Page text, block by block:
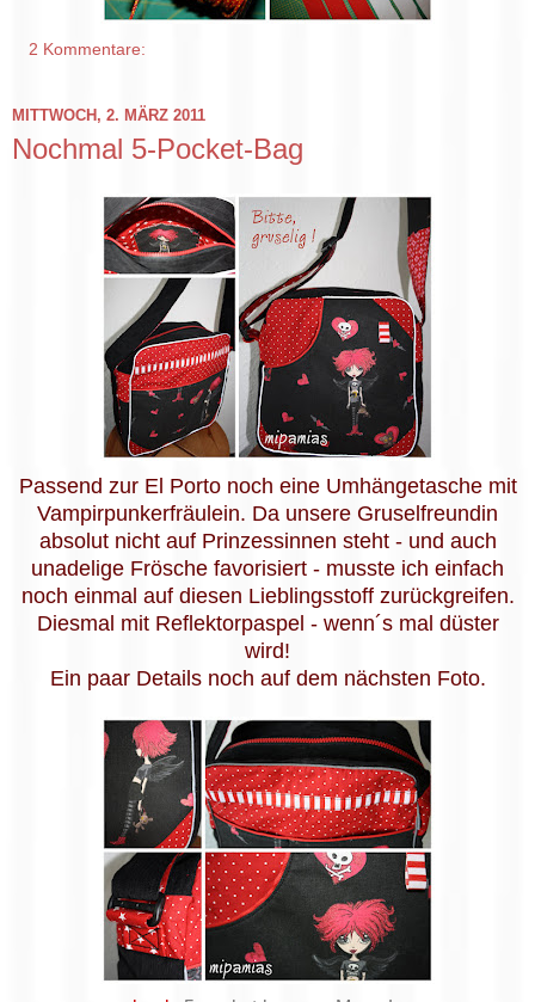
2 Kommentare:
MITTWOCH, 2. MÄRZ 2011
Nochmal 5-Pocket-Bag
Passend zur El Porto noch eine Umhängetasche mit
Vampirpunkerfräulein. Da unsere Gruselfreundin
absolut nicht auf Prinzessinnen steht - und auch
unadelige Frösche favorisiert - musste ich einfach
noch einmal auf diesen Lieblingsstoff zurückgreifen.
Diesmal mit Reflektorpaspel - wenn´s mal düster
wird!
Ein paar Details noch auf dem nächsten Foto.